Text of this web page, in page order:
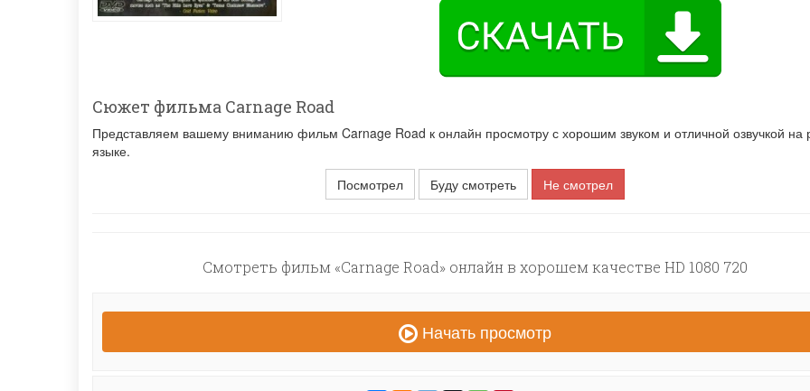
Сюжет фильма Carnage Road
Представляем вашему вниманию фильм Carnage Road к онлайн просмотру с хорошим звуком и отличной озвучкой на
языке.
Посмотрел
Буду смотреть Не смотрел
Смотреть фильм «Carnage Road» онлайн в хорошем качестве HD 1080 720
Начать просмотр